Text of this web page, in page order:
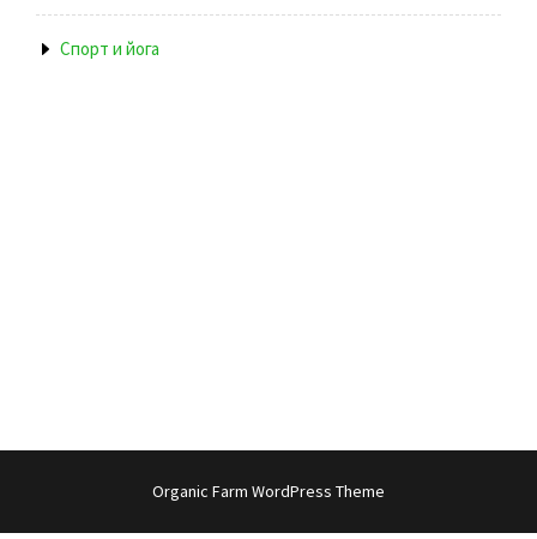
Спорт и йога
Organic Farm WordPress Theme